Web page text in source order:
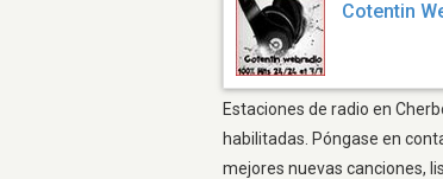
Cotentin
Estaciones de radio en
habilitadas. Póngase en
mejores nuevas canciones,